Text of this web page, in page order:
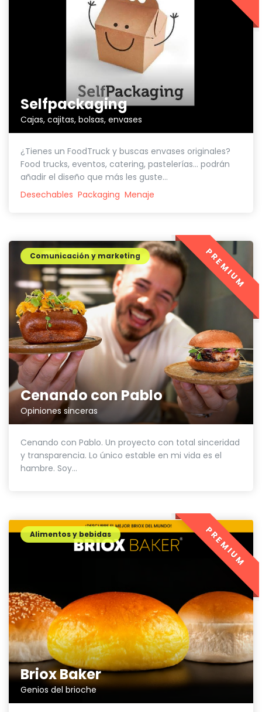
Selfpackaging
Cajas, cajitas, bolsas, envases
¿Tienes un FoodTruck y buscas envases originales?
Food trucks, eventos, catering, pastelerías... podrán
añadir el diseño que más les guste...
Desechables Packaging Menaje
Cenando con Pablo
Opiniones sinceras
Comunicación y marketing
Cenando con Pablo. Un proyecto con total sinceridad
y transparencia. Lo único estable en mi vida es el
hambre. Soy...
PREMIUM
Briox Baker
Genios del brioche
Alimentos y bebidas PREMIUM